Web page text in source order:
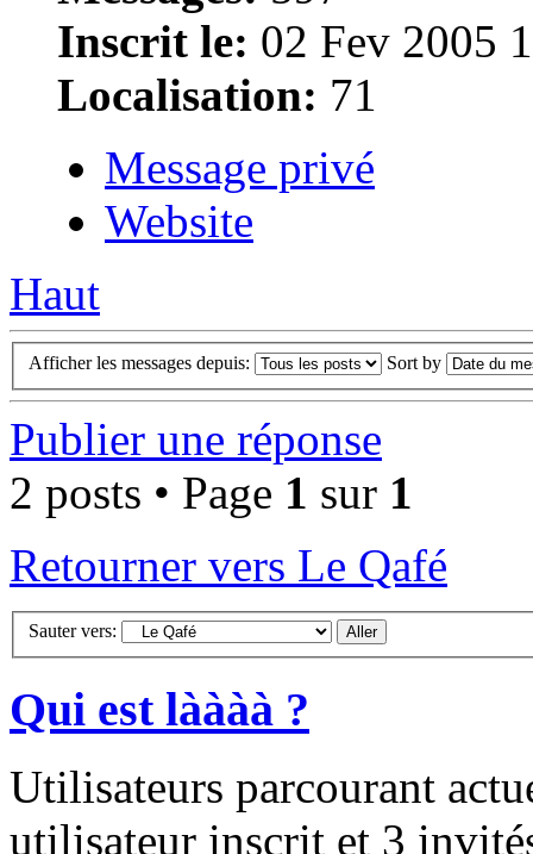
Inscrit le: 02 Fev 2005
Localisation: 71
Message privé
Website
Haut
Afficher les messages depuis: Sort by
Publier une réponse
2 posts • Page 1 sur 1
Retourner vers Le Qafé
Sauter vers:
Qui est làààà ?
Utilisateurs parcourant
utilisateur inscrit et 3